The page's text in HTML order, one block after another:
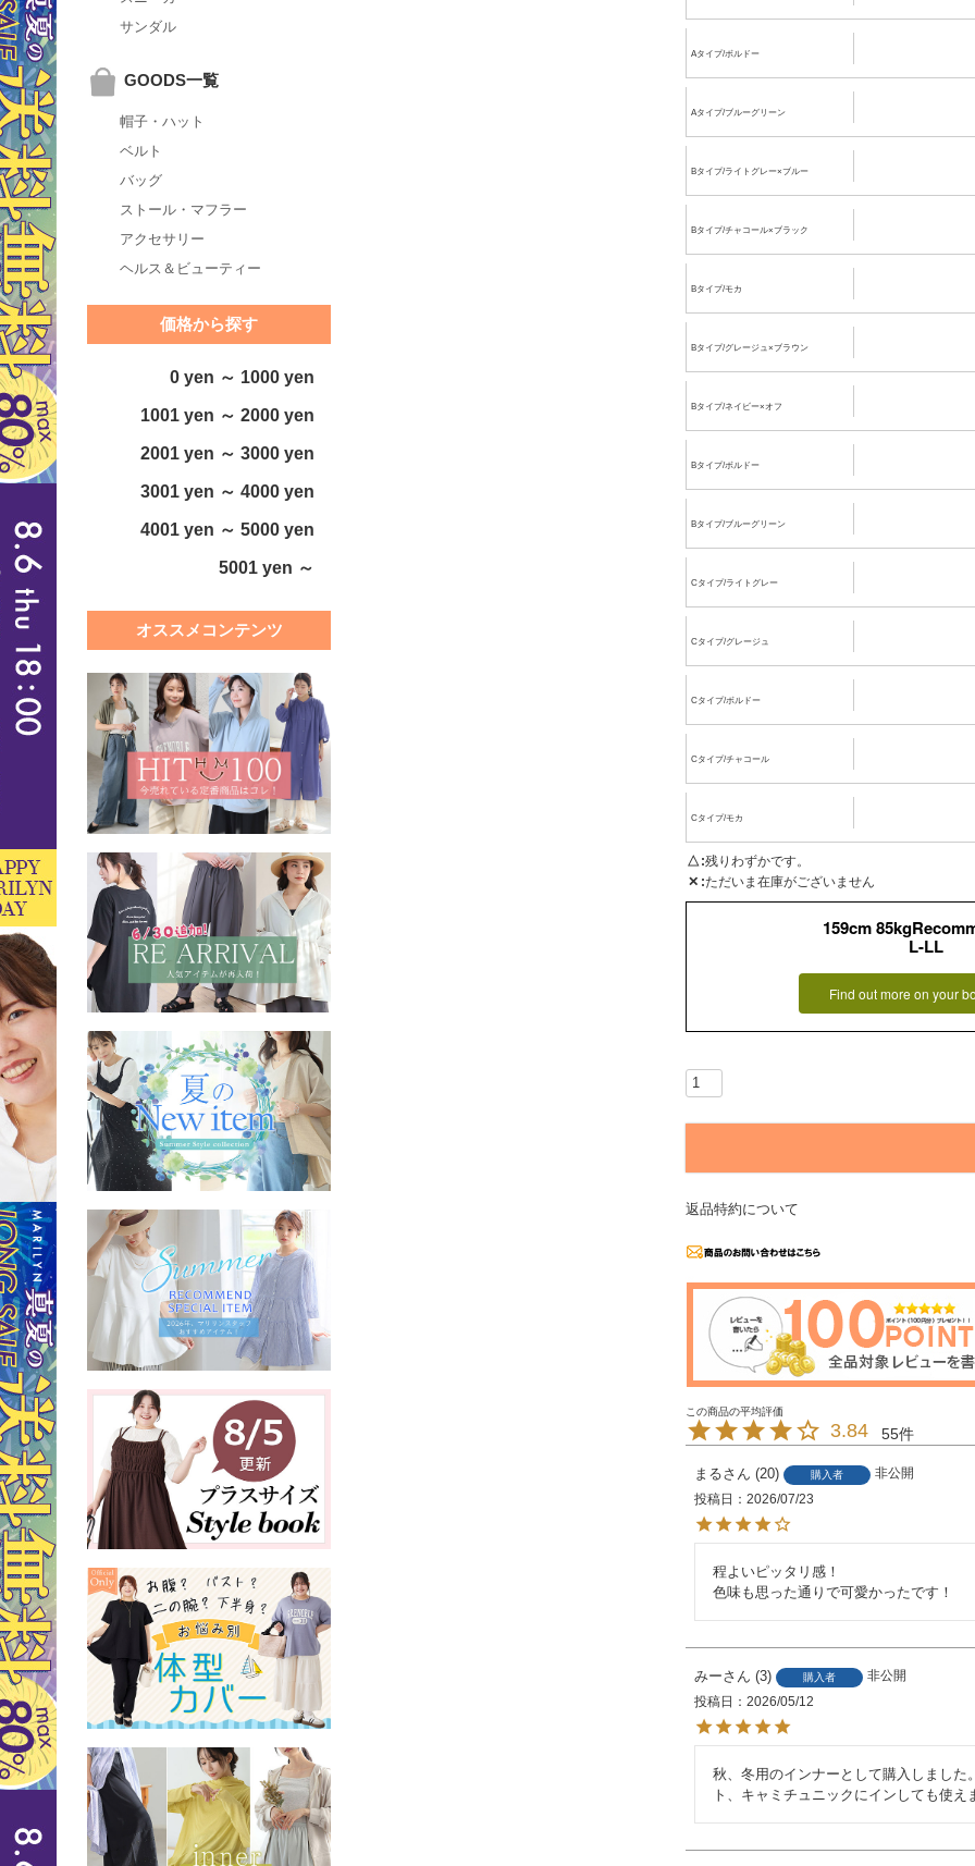
サンダル
GOODS一覧
帽子・ハット
ベルト
バッグ
ストール・マフラー
アクセサリー
ヘルス＆ビューティー
価格から探す
0 yen ～ 1000 yen
1001 yen ～ 2000 yen
2001 yen ～ 3000 yen
3001 yen ～ 4000 yen
4001 yen ～ 5000 yen
5001 yen ～
オススメコンテンツ
Aタイプ/ボルドー
Aタイプ/ブルーグリーン
Bタイプ/ライトグレー×ブルー
Bタイプ/チャコール×ブラック
Bタイプ/モカ
Bタイプ/グレージュ×ブラウン
Bタイプ/ネイビー×オフ
Bタイプ/ボルドー
Bタイプ/ブルーグリーン
Cタイプ/ライトグレー
Cタイプ/グレージュ
Cタイプ/ボルドー
Cタイプ/チャコール
Cタイプ/モカ
△ 残りわずかです。
✕ ただいま在庫がございません
159cm
L-LL
Find out more on your
返品特約について
3.84 55
まる 20 購入者
非公開
投稿日
2026/07/23
程よいピッタリ感！
色味も思った通りで可愛かったです！
みー 3 購入者
非公開
投稿日
2026/05/12
秋、冬用のインナーとして購入しまし
ト、キャミチュニックにインしても使え